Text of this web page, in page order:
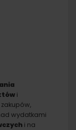
i
wydatkami
i na